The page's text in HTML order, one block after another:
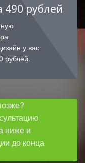
490 рублей
у вас
рублей.
ниже и
до конца